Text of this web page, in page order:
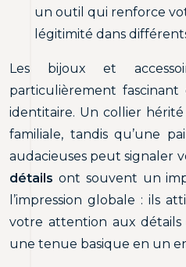
un outil qui renforce
légitimité dans
Les bijoux et
particulièrement
identitaire. Un collier
familiale, tandis qu’une
audacieuses peut signaler
détails ont souvent un
l’impression globale : ils
votre attention aux
une tenue basique en un